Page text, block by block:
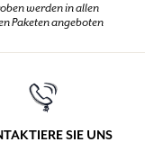
werden in allen
Paketen angeboten
SIE UNS